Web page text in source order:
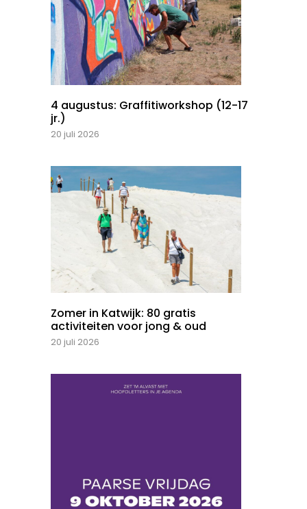
4 augustus: Graffitiworkshop (12-17
jr.)
20 juli 2026
Zomer in Katwijk: 80 gratis
activiteiten voor jong & oud
20 juli 2026